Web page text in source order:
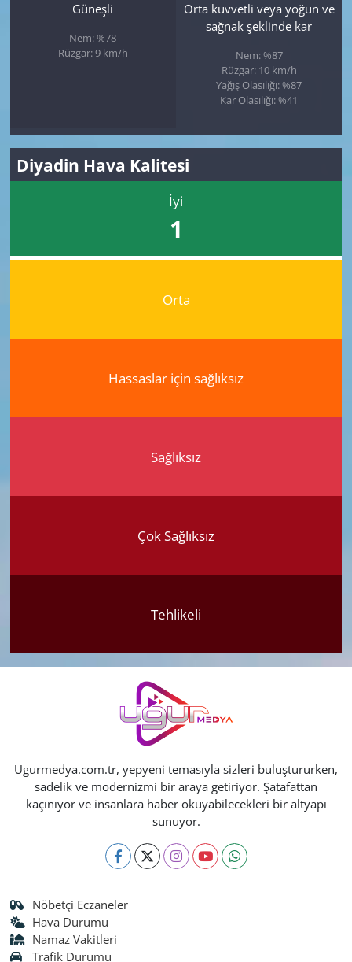
Güneşli
Nem: %78
Rüzgar: 9 km/h
Orta kuvvetli veya yoğun ve
sağnak şeklinde kar
Nem: %87
Rüzgar: 10 km/h
Yağış Olasılığı: %87
Kar Olasılığı: %41
Diyadin Hava Kalitesi
İyi
1
Orta
Hassaslar için sağlıksız
Sağlıksız
Çok Sağlıksız
Tehlikeli
Ugurmedya.com.tr, yepyeni temasıyla sizleri buluştururken,
sadelik ve modernizmi bir araya getiriyor. Şatafattan
kaçınıyor ve insanlara haber okuyabilecekleri bir altyapı
sunuyor.
Nöbetçi Eczaneler
Hava Durumu
Namaz Vakitleri
Trafik Durumu